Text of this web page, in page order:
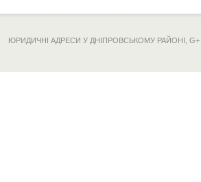
ЮРИДИЧНІ АДРЕСИ У ДНІПРОВСЬКОМУ РАЙОНІ, G+